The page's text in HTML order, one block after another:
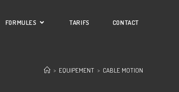
FORMULES TARIFS CONTACT
> EQUIPEMENT > CABLE MOTION